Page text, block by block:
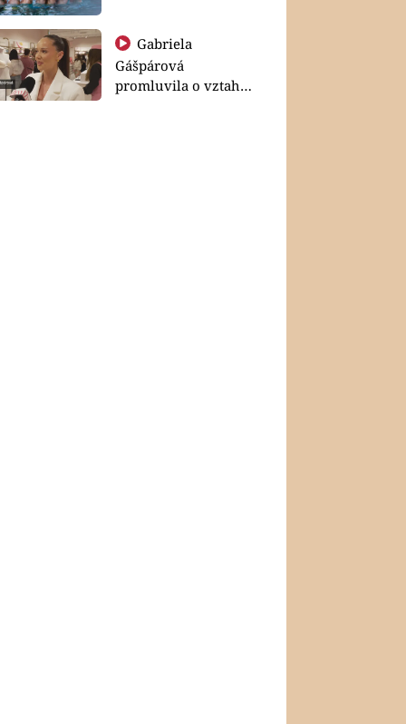
Gabriela
Gášpárová
promluvila o vztahu